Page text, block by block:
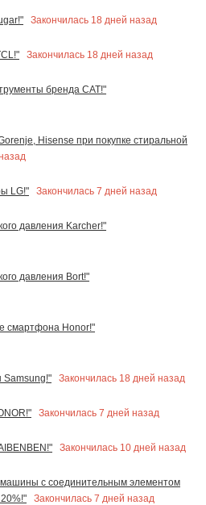
Закончилась 18 дней назад
Закончилась 18 дней назад
бренда CAT!"
Hisense при покупке стиральной
LG!"
Закончилась 7 дней назад
давления Karcher!"
давления Bort!"
смартфона Honor!"
Закончилась 18 дней назад
Закончилась 7 дней назад
Закончилась 10 дней назад
с соединительным элементом
Закончилась 7 дней назад